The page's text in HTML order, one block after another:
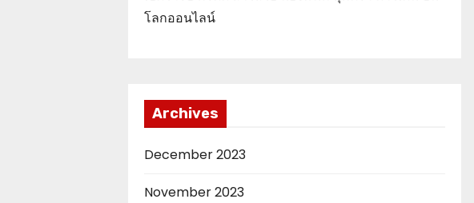
โลกออนไลน์
Archives
December 2023
November 2023